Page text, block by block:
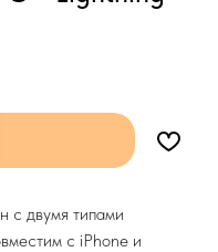
с двумя типами
с iPhone и